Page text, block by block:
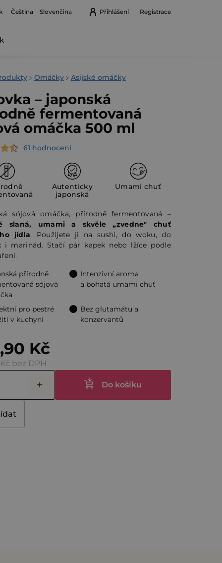
Čeština Slovenčina Přihlášení Registrace
Nákupní
Omáčky Asijské omáčky
– japonská
fermentovaná
omáčka 500 ml
61 hodnocení
Autenticky
japonská
Umami chuť
sójová omáčka, přírodně fermentovaná –
slaná, umami a skvěle „zvedne" chuť
jídla. Použijete ji na sushi, do woku, do
i marinád. Stačí pár kapek nebo lžíce podle
přírodně
sójová
Intenzivní aroma
a bohatá umami chuť
pro pestré
v kuchyni
Bez glutamátu a
konzervantů
Kč
bez DPH
Do košíku